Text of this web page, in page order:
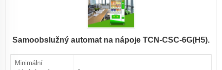
Samoobslužný automat na nápoje TCN-CSC-6G(H5).
Minimální